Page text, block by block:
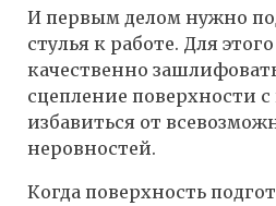
И первым делом нужно
стулья к работе. Для
качественно
сцепление поверхности
избавиться от
неровностей.
Когда поверхность